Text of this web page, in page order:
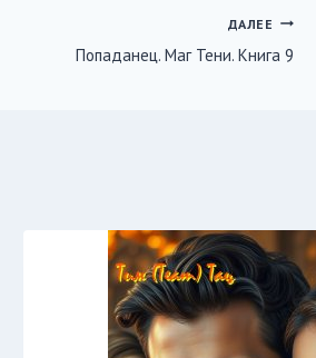
ДАЛЕЕ
Попаданец. Маг Тени. Книга 9